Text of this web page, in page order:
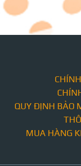
QUY ĐỊNH BẢO
MUA HÀNG